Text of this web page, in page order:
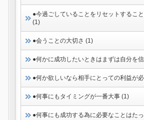
●今過ごしていることをリセットするこ
(1)
●会うことの大切さ (1)
●何かに成功したいときはまずは自分を
●何か欲しいなら相手にとっての利益が
●何事にもタイミングが一番大事 (1)
●何事にも成功する為に必要なことはた